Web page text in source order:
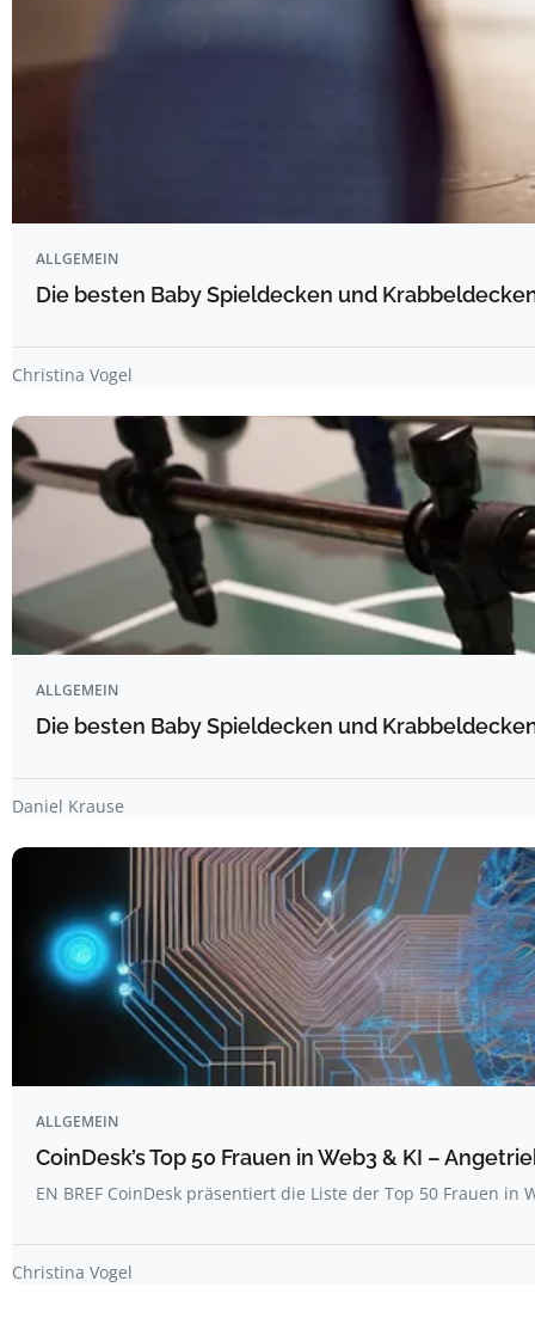
ALLGEMEIN
Die besten Baby Spieldecken und
Christina Vogel
ALLGEMEIN
Die besten Baby Spieldecken und
Daniel Krause
ALLGEMEIN
CoinDesk’s Top 50 Frauen in Web3 & KI –
EN BREF CoinDesk präsentiert die Liste der Top 50 Frauen in
Christina Vogel